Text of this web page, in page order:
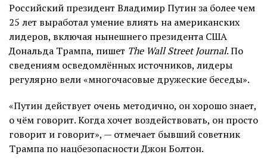
Российский президент Владимир Путин за более чем
25 лет выработал умение влиять на американских
лидеров, включая нынешнего президента США
Дональда Трампа, пишет The Wall Street Journal. По
сведениям осведомлённых источников, лидеры
регулярно вели «многочасовые дружеские беседы».
«Путин действует очень методично, он хорошо знает,
о чём говорит. Когда хочет воздействовать, он просто
говорит и говорит», — отмечает бывший советник
Трампа по нацбезопасности Джон Болтон.